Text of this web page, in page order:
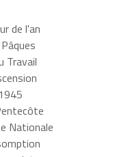
de l'an
Travail
Nationale